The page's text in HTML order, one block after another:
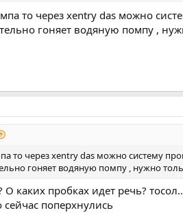
то через xentry das можно
гоняет водяную помпу ,
то через xentry das можно систему
гоняет водяную помпу , нужно
О каких пробках идет речь?
сейчас поперхнулись